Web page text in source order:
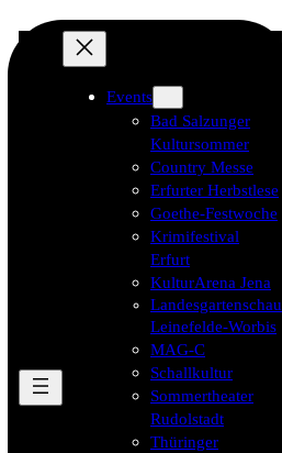
Events
Bad Salzunger
Kultursommer
Country Messe
Erfurter Herbstlese
Goethe-Festwoche
Krimifestival
Erfurt
KulturArena Jena
Landesgartenschau
Leinefelde-Worbis
MAG-C
Schallkultur
Sommertheater
Rudolstadt
Thüringer